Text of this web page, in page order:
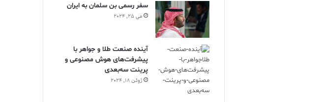
سفر رسمی بن سلمان به ایران
می 25, 2024
آینده صنعت طلا و جواهر با
پیشرفت‌های هوش مصنوعی و
پرینت سه‌بعدی
ژوئن 18, 2024